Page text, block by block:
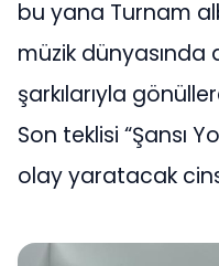
bu yana Turnam
müzik dünyasında
şarkılarıyla
Son teklisi “Şansı
olay yaratacak